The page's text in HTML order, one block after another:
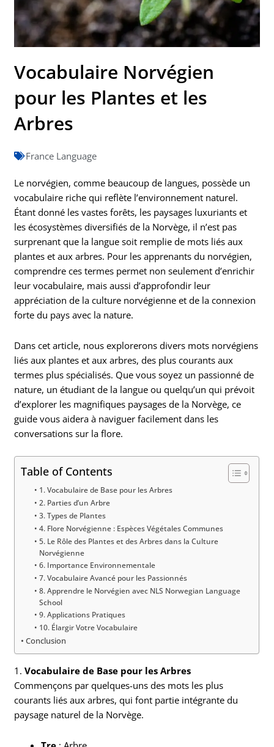
Vocabulaire Norvégien
pour les Plantes et les
Arbres
France Language
Le norvégien, comme beaucoup de langues, possède un
vocabulaire riche qui reflète l’environnement naturel.
Étant donné les vastes forêts, les paysages luxuriants et
les écosystèmes diversifiés de la Norvège, il n’est pas
surprenant que la langue soit remplie de mots liés aux
plantes et aux arbres. Pour les apprenants du norvégien,
comprendre ces termes permet non seulement d’enrichir
leur vocabulaire, mais aussi d’approfondir leur
appréciation de la culture norvégienne et de la connexion
forte du pays avec la nature.
Dans cet article, nous explorerons divers mots norvégiens
liés aux plantes et aux arbres, des plus courants aux
termes plus spécialisés. Que vous soyez un passionné de
nature, un étudiant de la langue ou quelqu’un qui prévoit
d’explorer les magnifiques paysages de la Norvège, ce
guide vous aidera à naviguer facilement dans les
conversations sur la flore.
Table of Contents
1. Vocabulaire de Base pour les Arbres
2. Parties d’un Arbre
3. Types de Plantes
4. Flore Norvégienne : Espèces Végétales Communes
5. Le Rôle des Plantes et des Arbres dans la Culture
Norvégienne
6. Importance Environnementale
7. Vocabulaire Avancé pour les Passionnés
8. Apprendre le Norvégien avec NLS Norwegian Language
School
9. Applications Pratiques
10. Élargir Votre Vocabulaire
Conclusion
1.Vocabulaire de Base pour les Arbres
Commençons par quelques-uns des mots les plus
courants liés aux arbres, qui font partie intégrante du
paysage naturel de la Norvège.